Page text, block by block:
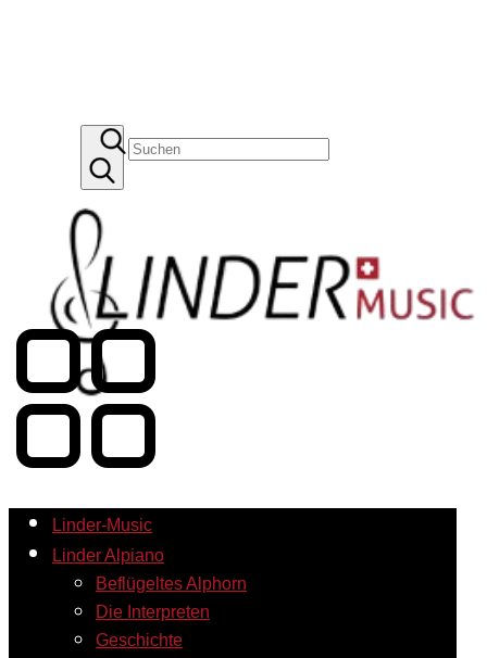
Linder-Music
Linder Alpiano
Beflügeltes Alphorn
Die Interpreten
Geschichte